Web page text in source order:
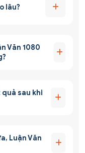
lâu?
Văn 1080
sau khi
Luận Văn